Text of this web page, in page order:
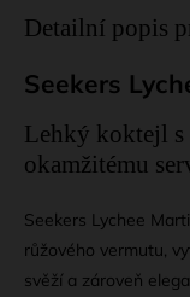
Detailní popis
Seekers
Lehký koktejl
okamžitému
Seekers Lychee
růžového vermutu,
svěží a zároveň